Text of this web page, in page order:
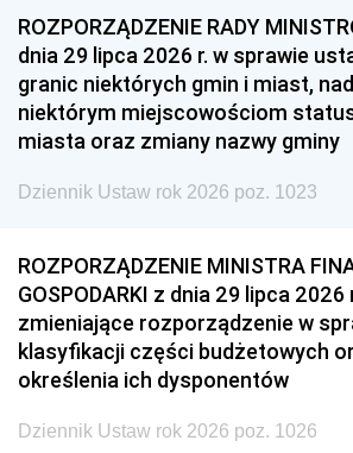
ROZPORZĄDZENIE RADY
dnia 29 lipca 2026 r. w sprawie
granic niektórych gmin i miast,
niektórym miejscowościom
miasta oraz zmiany nazwy gminy
Dziennik Ustaw rok 2026 poz. 1023
ROZPORZĄDZENIE MINISTRA
GOSPODARKI z dnia 29 lipca 2026
zmieniające rozporządzenie w
klasyfikacji części budżetowych
określenia ich dysponentów
Dziennik Ustaw rok 2026 poz. 1026